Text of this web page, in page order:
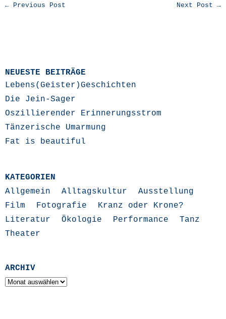
← Previous Post Next Post →
NEUESTE BEITRÄGE
Lebens(Geister)Geschichten
Die Jein-Sager
Oszillierender Erinnerungsstrom
Tänzerische Umarmung
Fat is beautiful
KATEGORIEN
Allgemein
Alltagskultur
Ausstellung
Film
Fotografie
Kranz oder Krone?
Literatur
Ökologie Performance
Tanz
Theater
ARCHIV
Archiv